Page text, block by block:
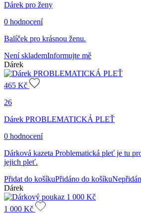
Dárek pro ženy
0 hodnocení
Balíček pro krásnou ženu.
Není sklademInformujte mě
Dárek
465 Kč
26
Dárek PROBLEMATICKÁ PLEŤ
0 hodnocení
Dárková kazeta Problematická pleť je tu
jejich pleť.
Přidat do košíkuPřidáno do košíku
Dárek
1 000 Kč